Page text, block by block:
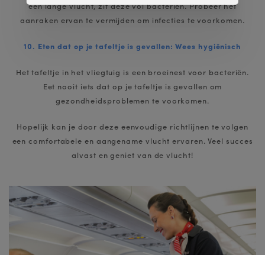
een lange vlucht, zit deze vol bacteriën. Probeer het
aanraken ervan te vermijden om infecties te voorkomen.
10. Eten dat op je tafeltje is gevallen: Wees hygiënisch
Het tafeltje in het vliegtuig is een broeinest voor bacteriën.
Eet nooit iets dat op je tafeltje is gevallen om
gezondheidsproblemen te voorkomen.
Hopelijk kan je door deze eenvoudige richtlijnen te volgen
een comfortabele en aangename vlucht ervaren. Veel succes
alvast en geniet van de vlucht!